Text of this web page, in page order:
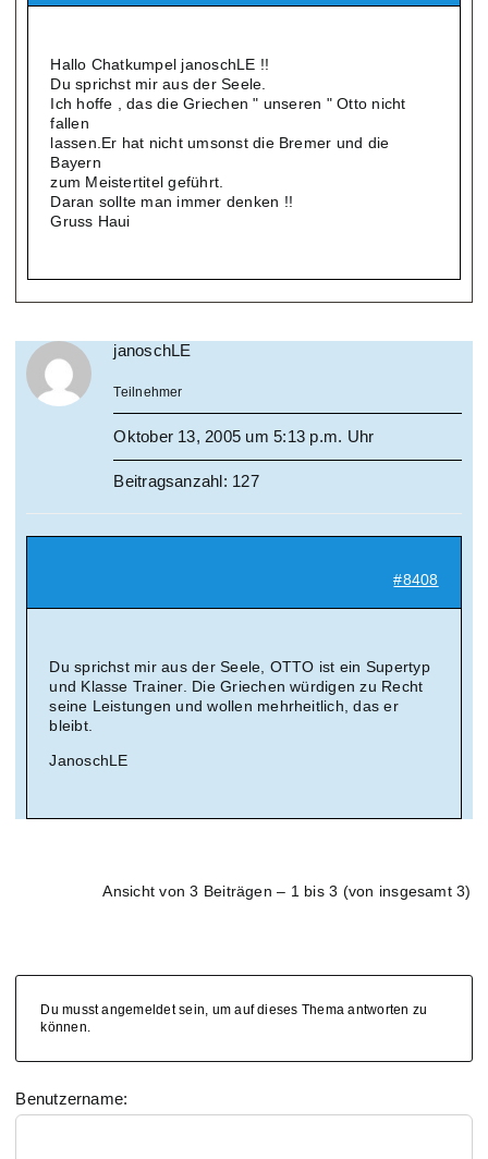
Hallo Chatkumpel janoschLE !!
Du sprichst mir aus der Seele.
Ich hoffe , das die Griechen " unseren " Otto nicht
fallen
lassen.Er hat nicht umsonst die Bremer und die
Bayern
zum Meistertitel geführt.
Daran sollte man immer denken !!
Gruss Haui
janoschLE
Teilnehmer
Oktober 13, 2005 um 5:13 p.m. Uhr
Beitragsanzahl: 127
#8408
Du sprichst mir aus der Seele, OTTO ist ein Supertyp
und Klasse Trainer. Die Griechen würdigen zu Recht
seine Leistungen und wollen mehrheitlich, das er
bleibt.
JanoschLE
Ansicht von 3 Beiträgen – 1 bis 3 (von insgesamt 3)
Du musst angemeldet sein, um auf dieses Thema antworten zu
können.
Benutzername: